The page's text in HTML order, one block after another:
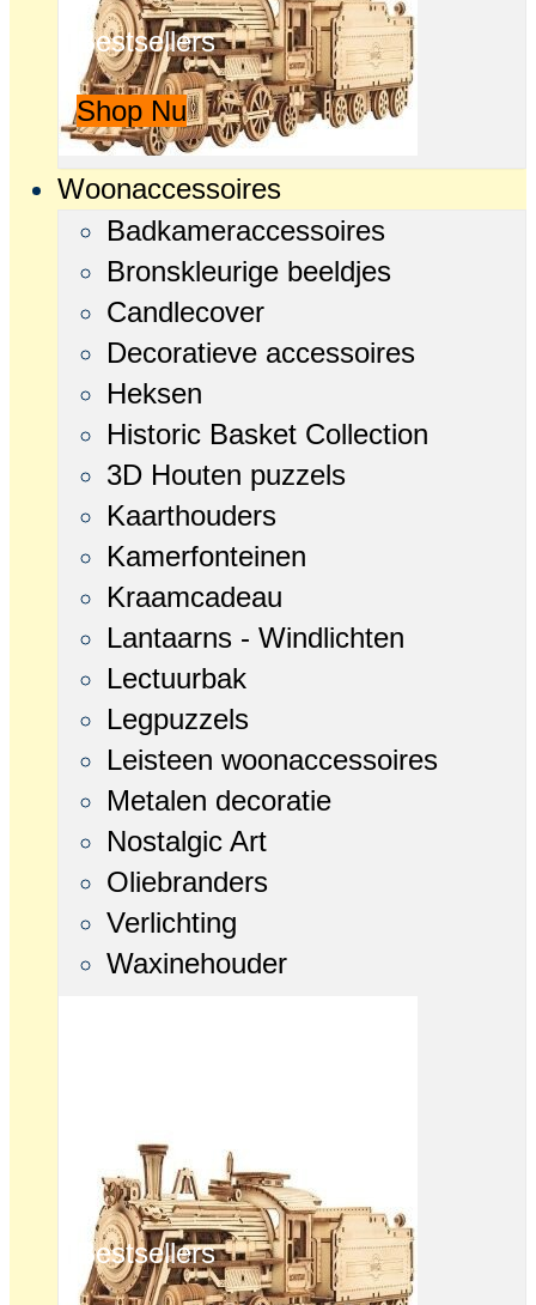
Bestsellers
Shop Nu
Woonaccessoires
Badkameraccessoires
Bronskleurige beeldjes
Candlecover
Decoratieve accessoires
Heksen
Historic Basket Collection
3D Houten puzzels
Kaarthouders
Kamerfonteinen
Kraamcadeau
Lantaarns - Windlichten
Lectuurbak
Legpuzzels
Leisteen woonaccessoires
Metalen decoratie
Nostalgic Art
Oliebranders
Verlichting
Waxinehouder
Bestsellers